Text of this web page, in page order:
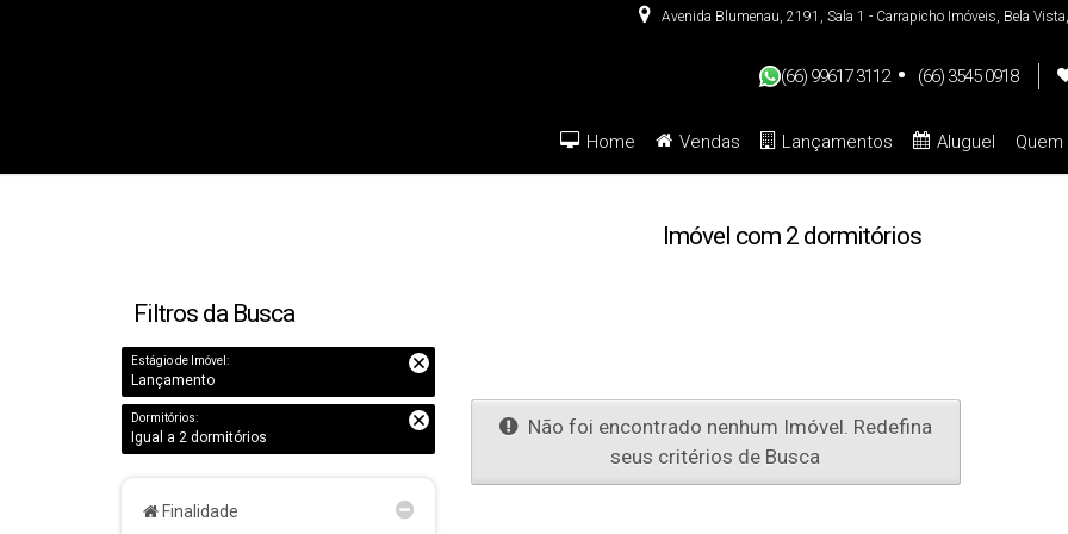
Avenida Blumenau, 2191 , Sala 1 - Carrapicho Imóveis, Bela Vista,
(66) 99617 3112 (66) 3545 0918
Aluguel
Lançamentos
Vendas
Home
Imóvel com 2 dormitórios
Filtros da Busca
Estágio de Imóvel:
Lançamento
Dormitórios:
Igual a 2 dormitórios
Finalidade
Não foi encontrado nenhum Imóvel. Redefina
seus critérios de Busca